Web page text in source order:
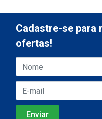
Cadastre-se para
ofertas!